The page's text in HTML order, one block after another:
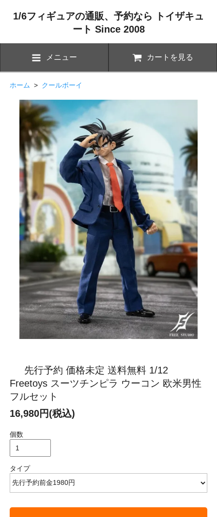
1/6フィギュアの通販、予約なら トイザキュ
ート Since 2008
メニュー カートを見る
ホーム > クールボーイ
先行予約 価格未定 送料無料 1/12
Freetoys スーツチンピラ ウーコン 欧米男性
フルセット
16,980円(税込)
個数
タイプ